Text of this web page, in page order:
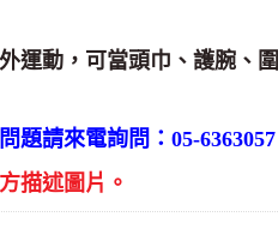
運動，可當頭巾、護腕、
題請來電詢問：05-6363057
描述圖片。